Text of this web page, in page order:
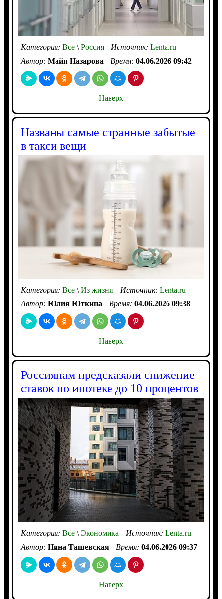
Категория: Все\Россия Источник: Lenta.ru
Автор: Майя Назарова Время: 04.06.2026 09:42
Наверх
Названы самые странные забытые
в такси вещи
Категория: Все\Из жизни Источник: Lenta.ru
Автор: Юлия Юткина Время: 04.06.2026 09:38
Наверх
Россиянам предсказали снижение
ставок по ипотеке до 10 процентов
Категория: Все\Экономика Источник: Lenta.ru
Автор: Нина Ташевская Время: 04.06.2026 09:37
Наверх